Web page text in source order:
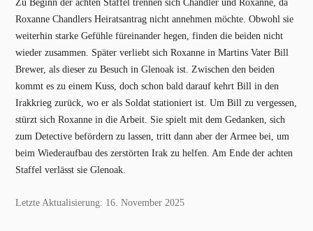
Zu Beginn der achten Staffel trennen sich Chandler und Roxanne, da
Roxanne Chandlers Heiratsantrag nicht annehmen möchte. Obwohl sie
weiterhin starke Gefühle füreinander hegen, finden die beiden nicht
wieder zusammen. Später verliebt sich Roxanne in Martins Vater Bill
Brewer, als dieser zu Besuch in Glenoak ist. Zwischen den beiden
kommt es zu einem Kuss, doch schon bald darauf kehrt Bill in den
Irakkrieg zurück, wo er als Soldat stationiert ist. Um Bill zu vergessen,
stürzt sich Roxanne in die Arbeit. Sie spielt mit dem Gedanken, sich
zum Detective befördern zu lassen, tritt dann aber der Armee bei, um
beim Wiederaufbau des zerstörten Irak zu helfen. Am Ende der achten
Staffel verlässt sie Glenoak.
Letzte Aktualisierung: 16. November 2025